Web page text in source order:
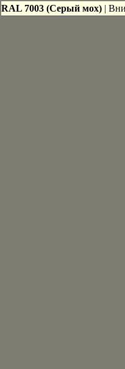
RAL 7003 (Серый мох) |